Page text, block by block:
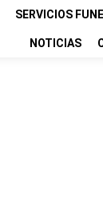
SERVICIOS
NOTICIAS